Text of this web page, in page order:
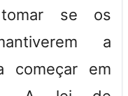
se os
a
começar em